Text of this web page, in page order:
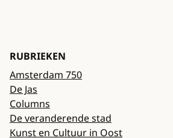
RUBRIEKEN
Amsterdam 750
De Jas
Columns
De veranderende stad
Kunst en Cultuur in Oost